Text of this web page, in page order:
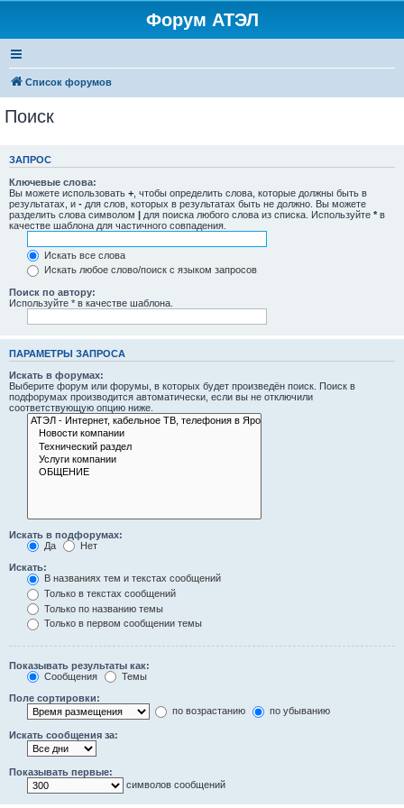
Форум АТЭЛ
Список форумов
Поиск
ЗАПРОС
Ключевые слова:
Вы можете использовать + , чтобы определить слова, которые должны быть в
результатах, и - для слов, которых в результатах быть не должно. Вы можете
разделить слова символом | для поиска любого слова из списка. Используйте * в
качестве шаблона для частичного совпадения.
Искать все слова
Искать любое слово/поиск с языком запросов
Поиск по автору:
Используйте * в качестве шаблона.
ПАРАМЕТРЫ ЗАПРОСА
Искать в форумах:
Выберите форум или форумы, в которых будет произведён поиск. Поиск в
подфорумах производится автоматически, если вы не отключили
соответствующую опцию ниже.
Искать в подфорумах:
Да
Нет
Искать:
В названиях тем и текстах сообщений
Только в текстах сообщений
Только по названию темы
Только в первом сообщении темы
Показывать результаты как:
Сообщения
Темы
Поле сортировки:
по возрастанию
по убыванию
Искать сообщения за:
Показывать первые:
символов сообщений